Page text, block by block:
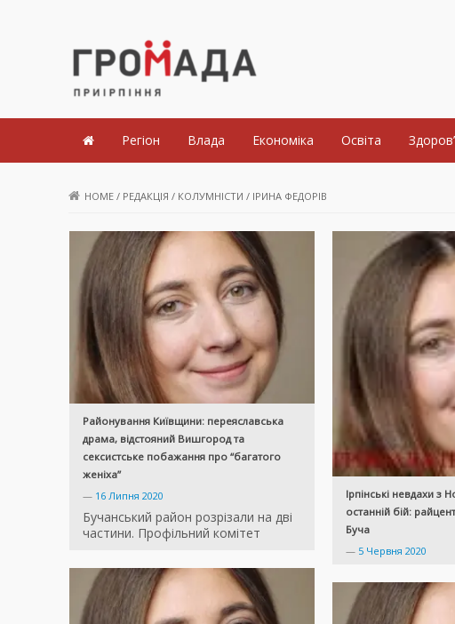
Громада Приірпіння
Регіон Влада Економіка Освіта
HOME / РЕДАКЦІЯ / КОЛУМНІСТИ / ІРИНА ФЕДОРІВ
Районування Київщини: переяславська
драма, відстояний Вишгород та
сексистське побажання про “багатого
женіха”
— 16 Липня 2020
Бучанський район розрізали на дві
частини. Профільний комітет
Ірпінські невдахи з
останній бій:
Буча
— 5 Червня 2020